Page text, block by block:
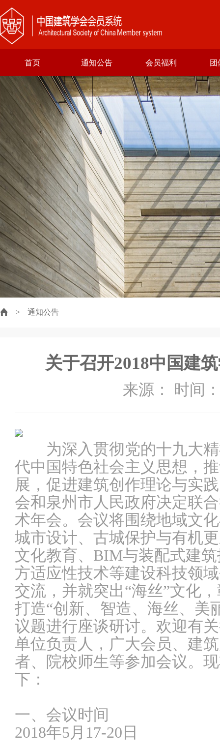
首页 通知公告 会员福利 团
> 通知公告
关于召开2018中国建
来源： 时间
为深入贯彻党的十九大精
代中国特色社会主义思想，
展，促进建筑创作理论与实
会和泉州市人民政府决定联
术年会。会议将围绕地域文
城市设计、古城保护与有机
文化教育、BIM与装配式建
方适应性技术等建设科技领
交流，并就突出“海丝”文化
打造“创新、智造、海丝、美
议题进行座谈研讨。欢迎有
单位负责人，广大会员、建
者、院校师生等参加会议。
下：
一、会议时间
2018年5月17-20日